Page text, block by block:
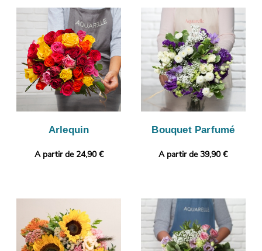
procèdera ensuite à l’emballage de votre bouquet, avec un
contenant particulier, puis nous prendrons une photo pour
vous. Notre objectif est de vous faire parvenir la photographie
afin de vous assurer de la conformité de votre composition
florale. C’est alors qu’aura lieu son envoi à Haspres. Vous
voulez joindre à votre bouquet une touche qui vous ressemble ?
Gratuitement et en quelques clics, vous pourrez ajouter un
message ou une photo à votre commande.
Arlequin
A partir de 24,90 €
Bouquet Parfumé
A partir de 39,90 €